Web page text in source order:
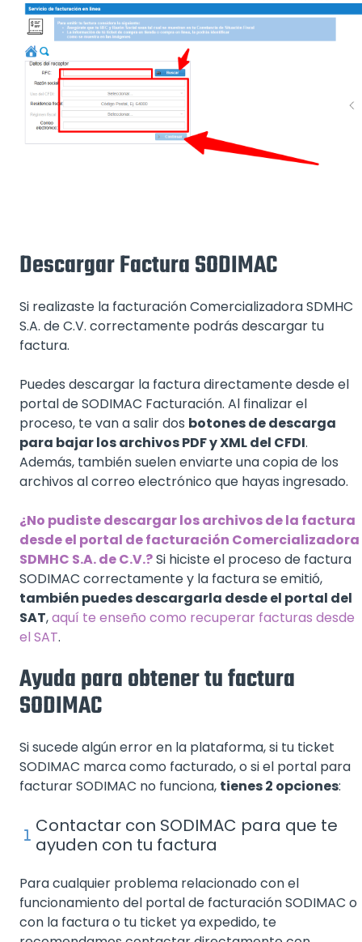
Descargar Factura SODIMAC
Si realizaste la facturación Comercializadora SDMHC
S.A. de C.V. correctamente podrás descargar tu
factura.
Puedes descargar la factura directamente desde el
portal de SODIMAC Facturación. Al finalizar el
proceso, te van a salir dos botones de descarga
para bajar los archivos PDF y XML del CFDI.
Además, también suelen enviarte una copia de los
archivos al correo electrónico que hayas ingresado.
¿No pudiste descargar los archivos de la factura
desde el portal de facturación Comercializadora
SDMHC S.A. de C.V.?Si hiciste el proceso de factura
SODIMAC correctamente y la factura se emitió,
también puedes descargarla desde el portal del
SAT,aquí te enseño como recuperar facturas desde
el SAT.
Ayuda para obtener tu factura
SODIMAC
Si sucede algún error en la plataforma, si tu ticket
SODIMAC marca como facturado, o si el portal para
facturar SODIMAC no funciona, tienes 2 opciones:
Contactar con SODIMAC para que te
ayuden con tu factura
Para cualquier problema relacionado con el
funcionamiento del portal de facturación SODIMAC o
con la factura o tu ticket ya expedido, te